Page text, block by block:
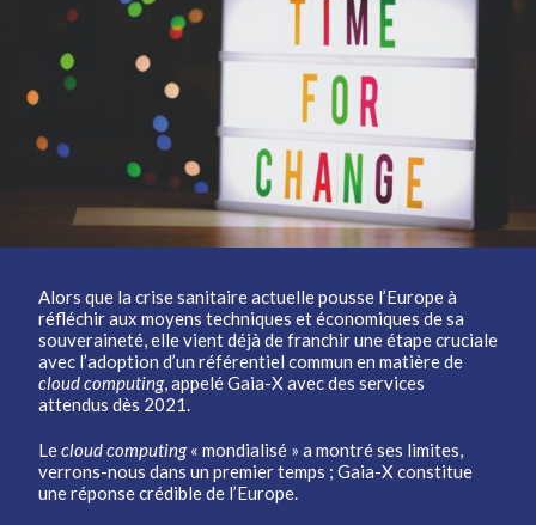
Alors que la crise sanitaire actuelle pousse l’Europe à
réfléchir aux moyens techniques et économiques de sa
souveraineté, elle vient déjà de franchir une étape cruciale
avec l’adoption d’un référentiel commun en matière de
cloud computing, appelé Gaia-X avec des services
attendus dès 2021.
Lecloud computing« mondialisé » a montré ses limites,
verrons-nous dans un premier temps ; Gaia-X constitue
une réponse crédible de l’Europe.